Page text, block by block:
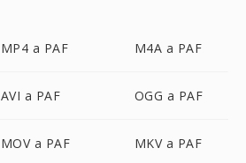
MP4 a PAF M4A a PAF
AVI a PAF OGG a PAF
MOV a PAF MKV a PAF